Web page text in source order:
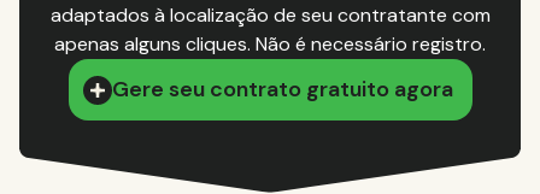
adaptados à localização de seu contratante com
apenas alguns cliques. Não é necessário registro.
Gere seu contrato gratuito agora